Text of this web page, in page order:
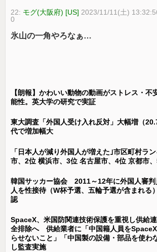
22: モグ(大阪府) [US] 2023/11/11(土)
0
氷山の一角やろなぁ…
【朗報】かわいい動物の動画がストレス・不
能性。英大学の研究で実証
東大調査「外国人受け入れ反対」大幅増（
代で増加幅大
「日本人が減り外国人が増えた｣市区町村ラ
市、2位 横浜市、3位 名古屋市、4位 京都市
韓国サッカー協会 2011～12年に外国人審判
人を性接待（W杯予選、五輪予選が含まれる
認
SpaceX、米国防関連技術保護を重視し供給
全排除へ 供給業者に「中国籍人員を
らせないこと」「中国製の設備・部品を使わ
し監査実施